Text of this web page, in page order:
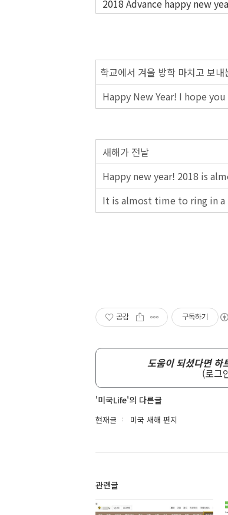
2018 Advance happy new
학교에서 겨울 방학 마치고 보내
Happy New Year! I hope
새해가 전날
Happy new year! 2018 is
It is almost time to ring in a
공감 구독하기
도움이 되셨다면 하
(로그
'미국Life'의 다른글
현재글 미국 새해 편지
관련글